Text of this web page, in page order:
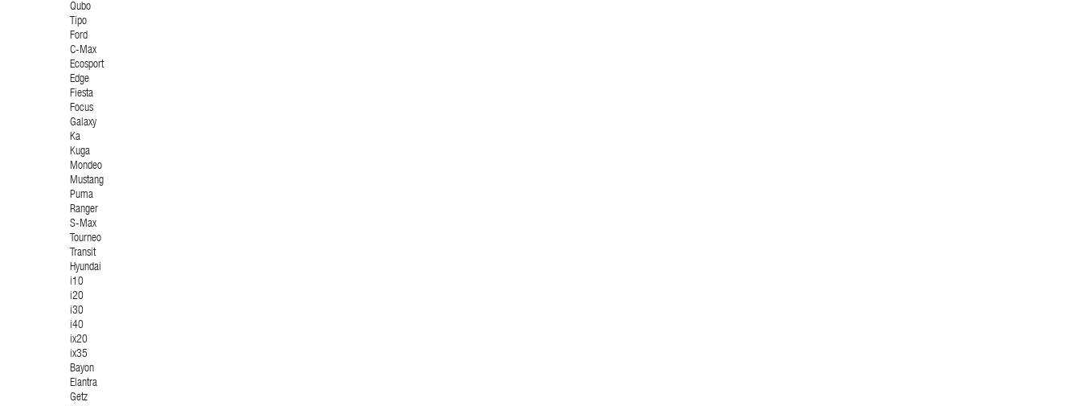
Qubo
Tipo
Ford
C-Max
Ecosport
Edge
Fiesta
Focus
Galaxy
Ka
Kuga
Mondeo
Mustang
Puma
Ranger
S-Max
Tourneo
Transit
Hyundai
i10
i20
i30
i40
ix20
ix35
Bayon
Elantra
Getz